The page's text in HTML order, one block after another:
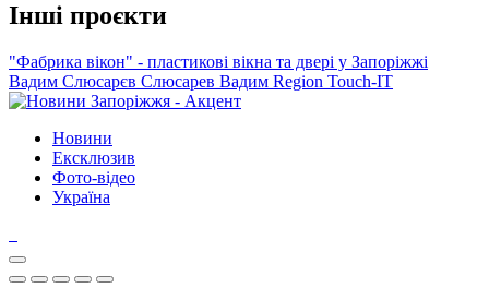
Інші проєкти
"Фабрика вікон" - пластикові вікна та двері у Запоріжжі
Вадим Слюсарєв Слюсарев Вадим Region Touch-IT
Новини
Ексклюзив
Фото-відео
Україна